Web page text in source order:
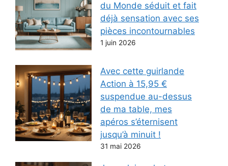
du Monde séduit et fait
déjà sensation avec ses
pièces incontournables
1 juin 2026
Avec cette guirlande
Action à 15,95 €
suspendue au-dessus
de ma table, mes
apéros s’éternisent
jusqu’à minuit !
31 mai 2026